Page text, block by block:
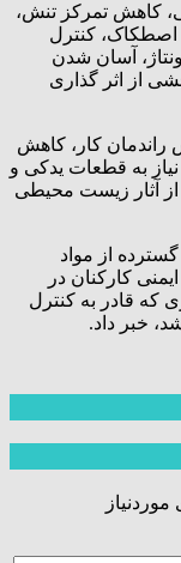
کاهش تمرکز تنش،
کنترل
آسان شدن
از اثر گذاری
راندمان کار، کاهش
به قطعات یدکی و
آثار زیست محیطی
از مواد
کارکنان در
که قادر به کنترل
خبر داد.